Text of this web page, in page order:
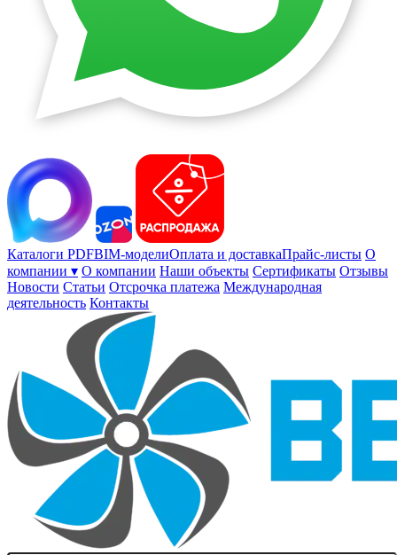
Каталоги PDFBIM-моделиОплата и доставкаПрайс-листы О
компании ▾ О компании Наши объекты Сертификаты Отзывы
Новости Статьи Отсрочка платежа Международная
деятельность Контакты